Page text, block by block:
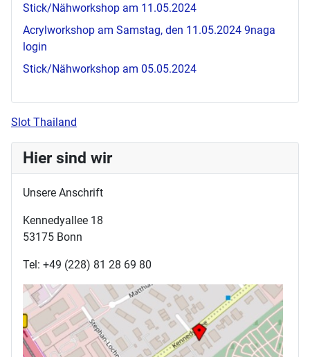
Stick/Nähworkshop am 11.05.2024
Acrylworkshop am Samstag, den 11.05.2024 9naga
login
Stick/Nähworkshop am 05.05.2024
Slot Thailand
Hier sind wir
Unsere Anschrift
Kennedyallee 18
53175 Bonn
Tel: +49 (228) 81 28 69 80